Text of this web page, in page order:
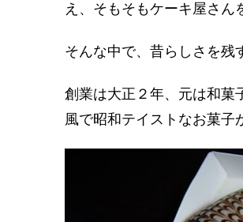
え、そもそもケーキ屋さん
そんな中で、昔らしさを残
創業は大正２年、元は和菓
風で昭和テイストなお菓子